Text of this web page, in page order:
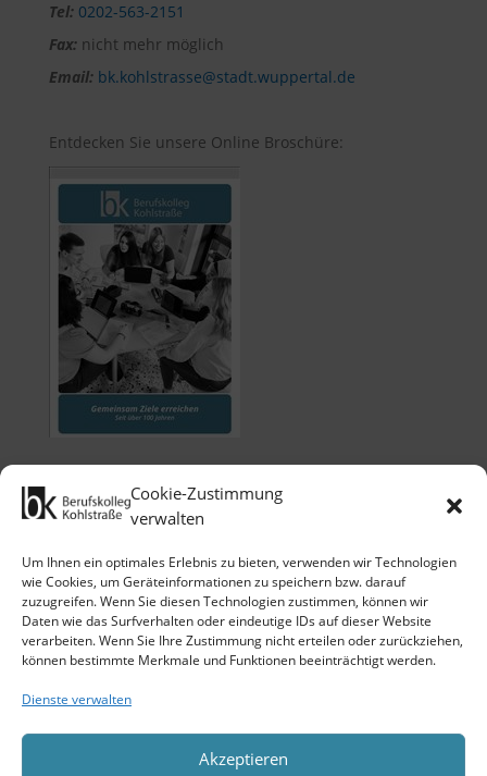
Cookie-Zustimmung
verwalten
Um Ihnen ein optimales Erlebnis zu bieten, verwenden wir Technologien
wie Cookies, um Geräteinformationen zu speichern bzw. darauf
zuzugreifen. Wenn Sie diesen Technologien zustimmen, können wir
Daten wie das Surfverhalten oder eindeutige IDs auf dieser Website
verarbeiten. Wenn Sie Ihre Zustimmung nicht erteilen oder zurückziehen,
können bestimmte Merkmale und Funktionen beeinträchtigt werden.
Dienste verwalten
Akzeptieren
Tel: 0202-563-2151
Fax:nicht mehr möglich
Email: bk.kohlstrasse@stadt.wuppertal.de
Entdecken Sie unsere Online Broschüre:
Klicken Sie auf 'Ich stimme zu', um
Google maps zu nutzen.
Cookie-Richtlinie